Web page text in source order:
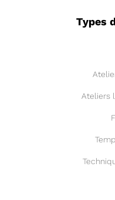
Types
Ateliers